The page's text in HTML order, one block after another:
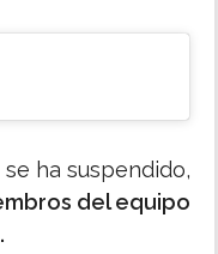
ha suspendido,
del equipo